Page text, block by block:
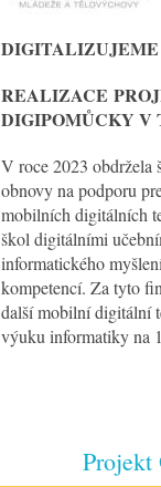
DIGITALIZUJEME
REALIZACE
DIGIPOMŮCKY V
V roce 2023 obdržela
obnovy na podporu
mobilních digitálních
škol digitálními
informatického
kompetencí. Za tyto
další mobilní digitální
výuku informatiky na
Projekt